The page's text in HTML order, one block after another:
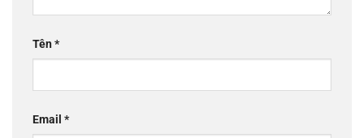
Tên*
Email *